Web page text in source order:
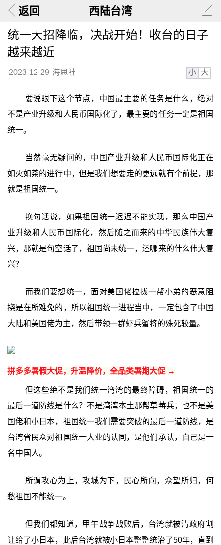
返回 西陆台湾
统一大招降临，决战开始！收台的日子
越来越近
2023-12-29 海思社 小 大
要说眼下这个节点，中国最主要的任务是什么，绝对
不是产业升级和人民币国际化了，最主要的任务一定是祖国
统一。
当然毫无疑问的，中国产业升级和人民币国际化正在
如火如荼的进行中，但是我们想要走的更远就有个前提，那
就是祖国统一。
换句话说，如果祖国统一迟迟不能实现，那么中国产
业升级和人民币国际化，然后随之而来的中华民族伟大复
兴，那就是句空话了，祖国尚未统一，还哪来的什么伟大复
兴？
而我们要想统一，面对美国佬拉拢一帮小弟的恶意阻
挠是在所难免的，所以祖国统一进程当中，一定包含了中国
大陆和美国佬为主，然后带领一群虾兵蟹将的殊死较量。
拼多多暑假大促，升温降价，全品类暑期大促 →
但这些绝不是我们统一湾湾的最终障碍，祖国统一的
最后一道防线是什么？不是湾湾本土那帮草莓兵，也不是美
国佬和小日本，祖国统一我们需要突破的最后一道防线，是
台湾省民众对祖国统一大业的认同，是他们承认，自己是一
名中国人。
所谓攻心为上，攻城为下，民心所向，众望所归，何
愁祖国不能统一。
但我们都知道，甲午战争战败后，台湾就被清政府割
让给了小日本，此后台湾就被小日本整整统治了50年，直到